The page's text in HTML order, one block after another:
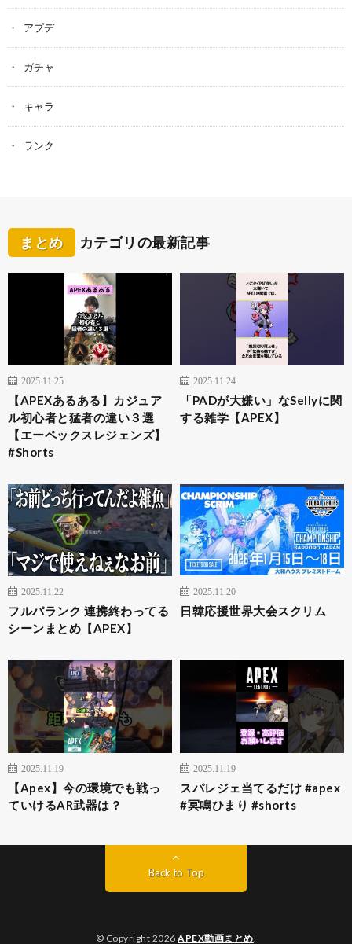
アプデ
ガチャ
キャラ
ランク
まとめ カテゴリの最新記事
2025.11.25
【APEXあるある】カジュア
ル初心者と猛者の違い３選
【エーペックスレジェンズ】
#Shorts
2025.11.24
「PADが大嫌い」なSellyに関
する雑学【APEX】
2025.11.22
フルパランク 連携終わってる
シーンまとめ【APEX】
2025.11.20
日韓応援世界大会スクリム
2025.11.19
【Apex】今の環境でも戦っ
ていけるAR武器は？
2025.11.19
スパレジェ当てるだけ #apex
#冥鳴ひまり #shorts
Back to Top
© Copyright 2026APEX動画まとめ